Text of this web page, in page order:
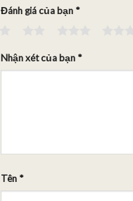
Đánh giá của bạn *
Nhận xét của bạn *
Tên *